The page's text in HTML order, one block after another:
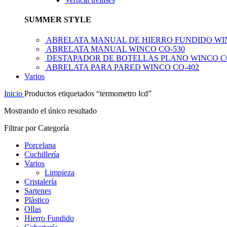
SUMMER STYLE
ABRELATA MANUAL DE HIERRO FUNDIDO
ABRELATA MANUAL WINCO CO-530
DESTAPADOR DE BOTELLAS PLANO WINCO
ABRELATA PARA PARED WINCO CO-402
Varios
Inicio Productos etiquetados “termometro lcd”
Mostrando el único resultado
Filtrar por Categoría
Porcelana
Cuchillería
Varios
Limpieza
Cristalería
Sartenes
Plástico
Ollas
Hierro Fundido